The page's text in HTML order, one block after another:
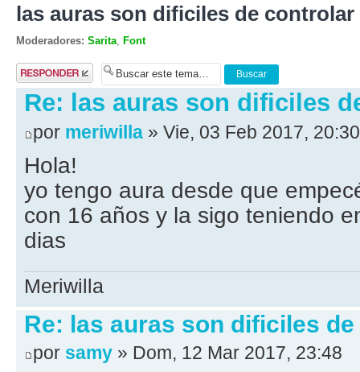
las auras son dificiles de controlar
Moderadores: Sarita Font
Publicar una
respuesta
Re: las auras son dificiles
por meriwilla » Vie, 03 Feb 2017, 20:30
Hola!
yo tengo aura desde que
con 16 años y la sigo teniendo
dias
Meriwilla
Re: las auras son dificiles
por samy » Dom, 12 Mar 2017, 23:48